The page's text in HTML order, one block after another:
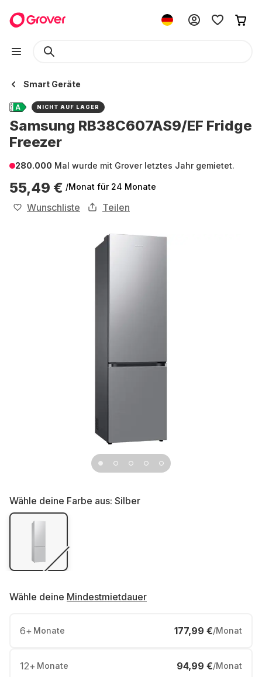
Smart Geräte
NICHT AUF LAGER
Samsung RB38C607AS9/EF Fridge
Freezer
280.000 Mal wurde mit Grover letztes Jahr gemietet.
55,49 € /Monat für 24 Monate
Wunschliste Teilen
Wähle deine Farbe aus: Silber
Wähle deine Mindestmietdauer
6+ Monate 177,99 €/Monat
12+ Monate 94,99 €/Monat